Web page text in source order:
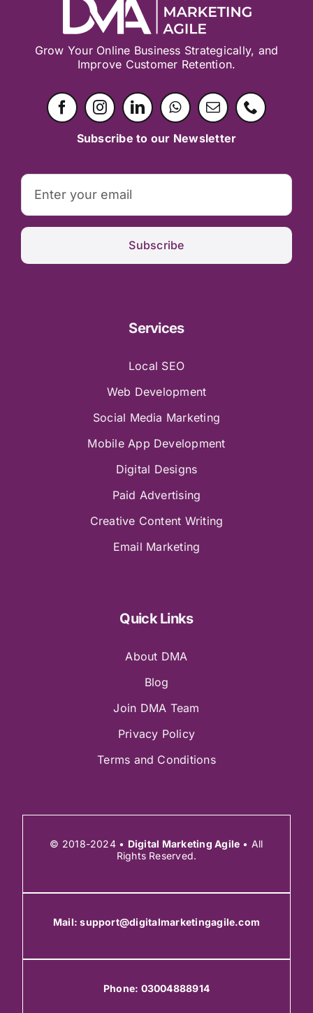
Grow Your Online Business Strategically, and
Improve Customer Retention.
Subscribe to our Newsletter
Subscribe
Services
Local SEO
Web Development
Social Media Marketing
Mobile App Development
Digital Designs
Paid Advertising
Creative Content Writing
Email Marketing
Quick Links
About DMA
Blog
Join DMA Team
Privacy Policy
Terms and Conditions
© 2018-2024 • Digital Marketing Agile • All
Rights Reserved.
Mail:support@digitalmarketingagile.com
Phone: 03004888914